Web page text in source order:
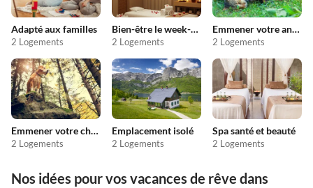
Adapté aux familles
2 Logements
Bien-être le week-end
2 Logements
Emmener votre animal en vacances
2 Logements
Emmener votre chien en vacances
2 Logements
Emplacement isolé
2 Logements
Spa santé et beauté
2 Logements
Nos idées pour vos vacances de rêve dans